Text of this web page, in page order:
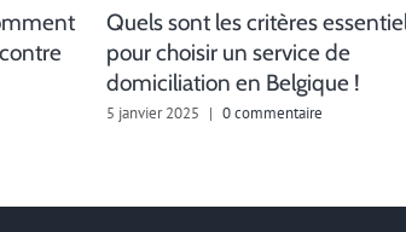
Quels sont les critères
pour choisir un service de
domiciliation en Belgique !
5 janvier 2025 | 0 commentaire